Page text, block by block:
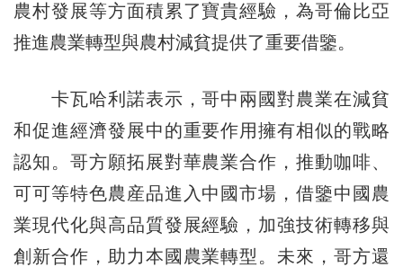
農村發展等方面積累了寶貴經驗，為哥倫比亞
推進農業轉型與農村減貧提供了重要借鑒。
卡瓦哈利諾表示，哥中兩國對農業在減貧
和促進經濟發展中的重要作用擁有相似的戰略
認知。哥方願拓展對華農業合作，推動咖啡、
可可等特色農産品進入中國市場，借鑒中國農
業現代化與高品質發展經驗，加強技術轉移與
創新合作，助力本國農業轉型。未來，哥方還